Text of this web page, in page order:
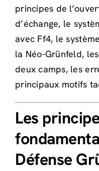
principes de
d’échange, le
avec Ff4, le
la Néo-Grünfeld,
deux camps, les
principaux motifs
Les
Défense